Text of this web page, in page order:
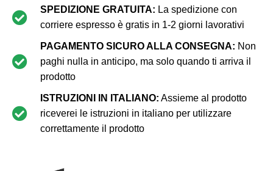
SPEDIZIONE GRATUITA: La spedizione con
corriere espresso è gratis in 1-2 giorni lavorativi
PAGAMENTO SICURO ALLA CONSEGNA: Non
paghi nulla in anticipo, ma solo quando ti arriva il
prodotto
ISTRUZIONI IN ITALIANO: Assieme al prodotto
riceverei le istruzioni in italiano per utilizzare
correttamente il prodotto